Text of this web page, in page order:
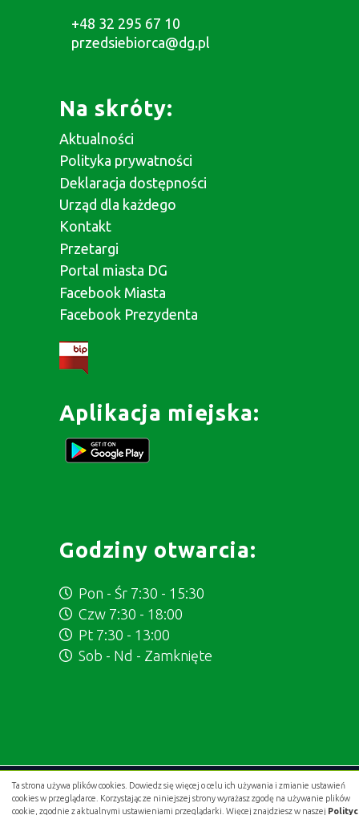
Ta strona używa plików cookies. Dowiedz się więcej o celu ich używania i zmianie ustawień
cookies w przeglądarce. Korzystając ze niniejszej strony wyrażasz zgodę na używanie plików
cookie, zgodnie z aktualnymi ustawieniami przeglądarki. Więcej znajdziesz w naszej
+48 32 295 67 10
przedsiebiorca@dg.pl
Na skróty:
Aktualności
Polityka prywatności
Deklaracja dostępności
Urząd dla każdego
Kontakt
Przetargi
Portal miasta DG
Facebook Miasta
Facebook Prezydenta
Aplikacja miejska:
Godziny otwarcia:
Pon - Śr 7:30 - 15:30
Czw 7:30 - 18:00
Pt 7:30 - 13:00
Sob - Nd - Zamknięte
Projekt i wykonanie:.gold studio digital